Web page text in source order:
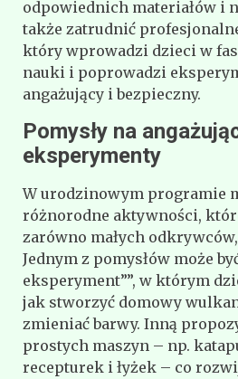
odpowiednich materiałów i
także zatrudnić
który wprowadzi dzieci w
nauki i poprowadzi
angażujący i bezpieczny.
Pomysły na
eksperymenty
W urodzinowym programie
różnorodne aktywności,
zarówno małych
Jednym z pomysłów może
eksperyment””, w którym
jak stworzyć domowy
zmieniać barwy. Inną
prostych maszyn – np.
recepturek i łyżek – co